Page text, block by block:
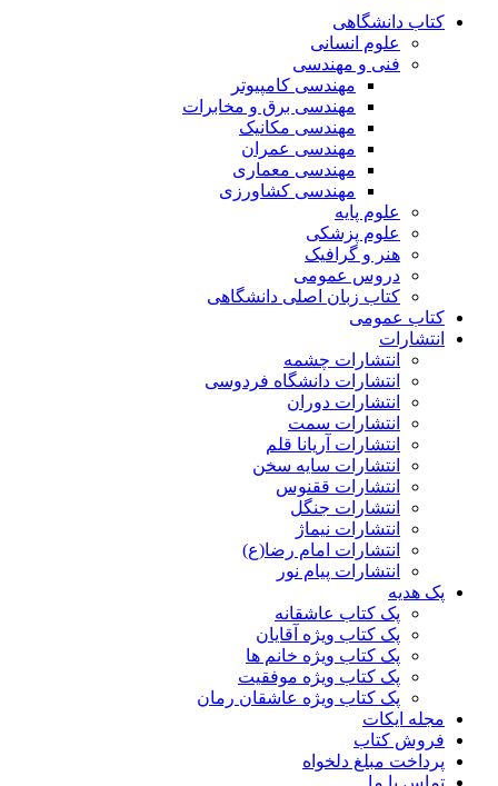
کتاب دانشگاهی
علوم انسانی
فنی و مهندسی
مهندسی کامپیوتر
مهندسی برق و مخابرات
مهندسی مکانیک
مهندسی عمران
مهندسی معماری
مهندسی کشاورزی
علوم پایه
علوم پزشکی
هنر و گرافیک
دروس عمومی
کتاب زبان اصلی دانشگاهی
کتاب عمومی
انتشارات
انتشارات چشمه
انتشارات دانشگاه فردوسی
انتشارات دوران
انتشارات سمت
انتشارات آریانا قلم
انتشارات سایه سخن
انتشارات ققنوس
انتشارات جنگل
انتشارات نیماژ
انتشارات امام رضا(ع)
انتشارات پیام نور
پک هدیه
پک کتاب عاشقانه
پک کتاب ویژه آقایان
پک کتاب ویژه خانم ها
پک کتاب ویژه موفقیت
پک کتاب ویژه عاشقان رمان
مجله ایکات
فروش کتاب
پرداخت مبلغ دلخواه
تماس با ما